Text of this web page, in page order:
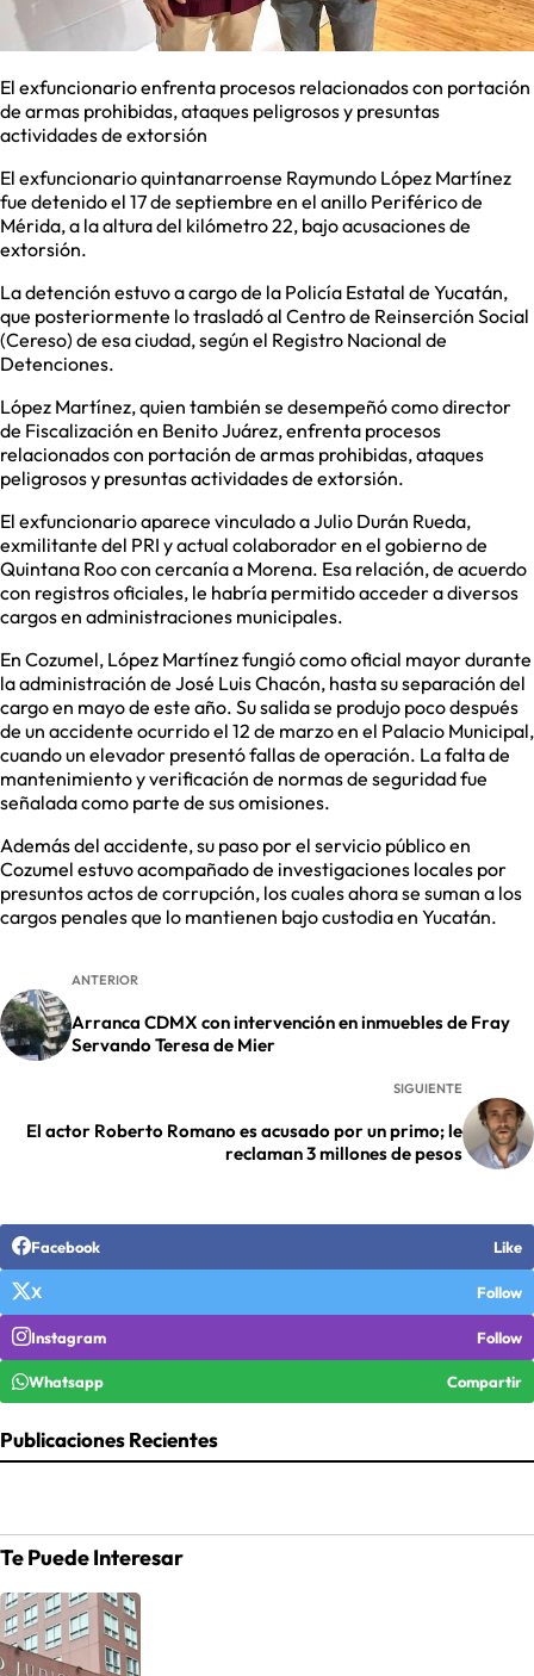
El exfuncionario enfrenta procesos relacionados con portación
de armas prohibidas, ataques peligrosos y presuntas
actividades de extorsión
El exfuncionario quintanarroense Raymundo López Martínez
fue detenido el 17 de septiembre en el anillo Periférico de
Mérida, a la altura del kilómetro 22, bajo acusaciones de
extorsión.
La detención estuvo a cargo de la Policía Estatal de Yucatán,
que posteriormente lo trasladó al Centro de Reinserción Social
(Cereso) de esa ciudad, según el Registro Nacional de
Detenciones.
López Martínez, quien también se desempeñó como director
de Fiscalización en Benito Juárez, enfrenta procesos
relacionados con portación de armas prohibidas, ataques
peligrosos y presuntas actividades de extorsión.
El exfuncionario aparece vinculado a Julio Durán Rueda,
exmilitante del PRI y actual colaborador en el gobierno de
Quintana Roo con cercanía a Morena. Esa relación, de acuerdo
con registros oficiales, le habría permitido acceder a diversos
cargos en administraciones municipales.
En Cozumel, López Martínez fungió como oficial mayor durante
la administración de José Luis Chacón, hasta su separación del
cargo en mayo de este año. Su salida se produjo poco después
de un accidente ocurrido el 12 de marzo en el Palacio Municipal,
cuando un elevador presentó fallas de operación. La falta de
mantenimiento y verificación de normas de seguridad fue
señalada como parte de sus omisiones.
Además del accidente, su paso por el servicio público en
Cozumel estuvo acompañado de investigaciones locales por
presuntos actos de corrupción, los cuales ahora se suman a los
cargos penales que lo mantienen bajo custodia en Yucatán.
ANTERIOR
Arranca CDMX con intervención en inmuebles de Fray
Servando Teresa de Mier
SIGUIENTE
El actor Roberto Romano es acusado por un primo; le
reclaman 3 millones de pesos
Facebook Like
X Follow
Instagram Follow
Whatsapp Compartir
Publicaciones Recientes
Te Puede Interesar